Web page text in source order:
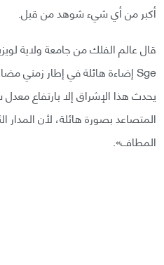
أكبر من أي شيء شوهد من قبل.
يحدث هذا الإشراق إلا بارتفاع
المتصاعد بصورة هائلة، لأن المدار
المطاف».